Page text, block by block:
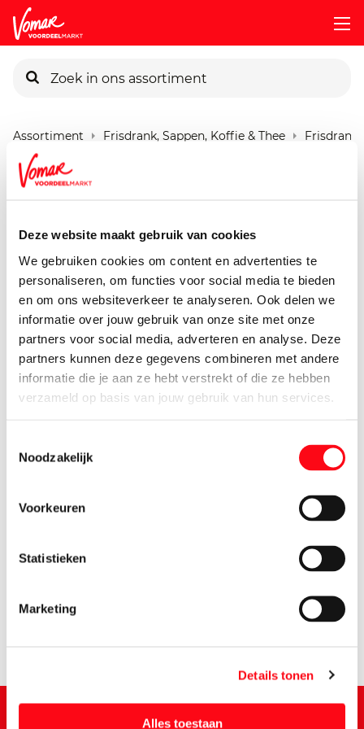
Deze website maakt gebruik van cookies
We gebruiken cookies om content en advertenties te
personaliseren, om functies voor social media te bieden
en om ons websiteverkeer te analyseren. Ook delen we
informatie over jouw gebruik van onze site met onze
partners voor social media, adverteren en analyse. Deze
partners kunnen deze gegevens combineren met andere
informatie die je aan ze hebt verstrekt of die ze hebben
verzameld op basis van jouw gebruik van hun services.
Noodzakelijk
Voorkeuren
Statistieken
Marketing
Details tonen
Alles toestaan
Pincode vergeten
Persoonlijk KIK-account
Assortiment Frisdrank, Sappen, Koffie & Thee Frisdrank
Coca Cola Zero Caffeinevrij
2.39